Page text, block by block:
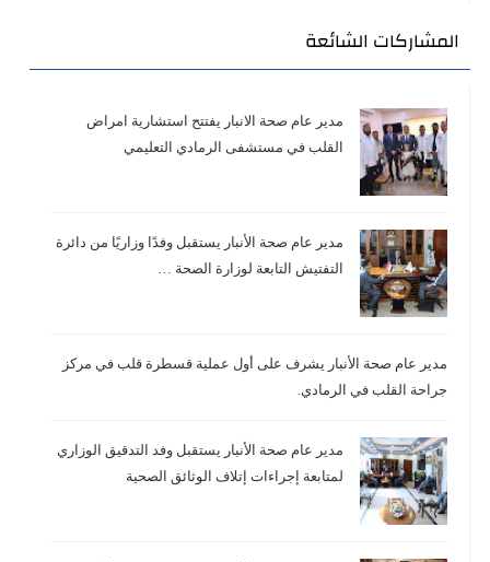
المشاركات الشائعة
مدير عام صحة الانبار يفتتح استشارية امراض
القلب في مستشفى الرمادي التعليمي
مدير عام صحة الأنبار يستقبل وفدًا وزاريًا من دائرة
التفتيش التابعة لوزارة الصحة …
مدير عام صحة الأنبار يشرف على أول عملية قسطرة قلب في مركز
جراحة القلب في الرمادي.
مدير عام صحة الأنبار يستقبل وفد التدقيق الوزاري
لمتابعة إجراءات إتلاف الوثائق الصحية